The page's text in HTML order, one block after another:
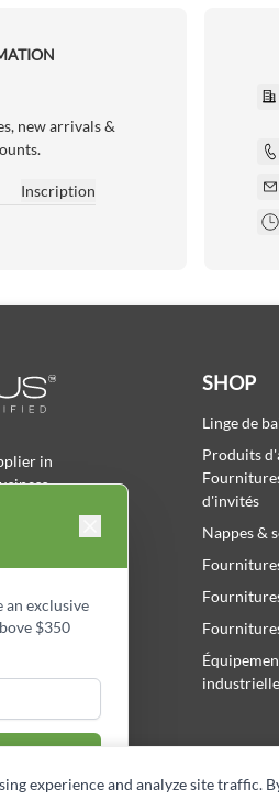
new arrivals &
Inscription
in
SHOP
Linge de
Produits
d'invités
Nappes &
industrielle
an exclusive
$350
experience and analyze site traffic.